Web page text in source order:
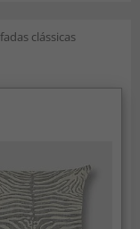
clássicas